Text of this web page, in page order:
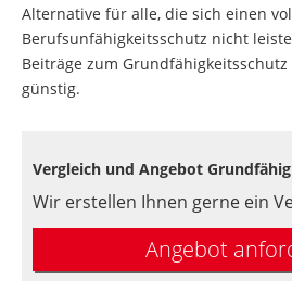
Alternative für alle, die sich einen
Berufsunfähigkeitsschutz nicht
Beiträge zum
günstig.
Vergleich und Angebot
Wir erstellen Ihnen gerne ein
Angebot